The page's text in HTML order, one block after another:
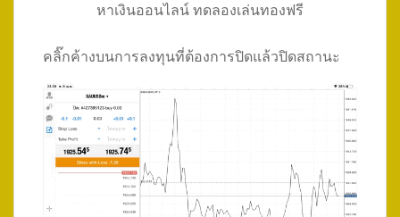
หาเงินออนไลน์ ทดลองเล่นทองฟรี
คลิ๊กค้างบนการลงทุนที่ต้องการปิดแล้วปิดสถานะ